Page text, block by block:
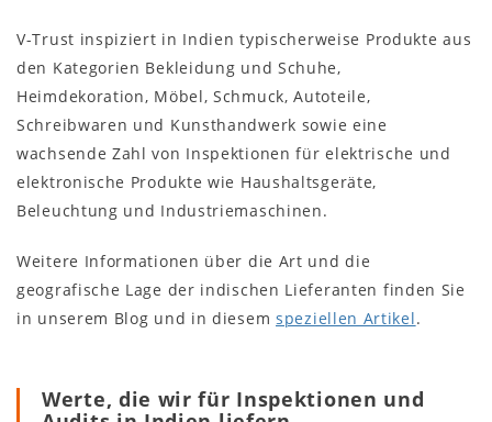
V-Trust inspiziert in Indien typischerweise Produkte aus
den Kategorien Bekleidung und Schuhe,
Heimdekoration, Möbel, Schmuck, Autoteile,
Schreibwaren und Kunsthandwerk sowie eine
wachsende Zahl von Inspektionen für elektrische und
elektronische Produkte wie Haushaltsgeräte,
Beleuchtung und Industriemaschinen.
Weitere Informationen über die Art und die
geografische Lage der indischen Lieferanten finden Sie
in unserem Blog und in diesem speziellen Artikel.
Werte, die wir für Inspektionen und